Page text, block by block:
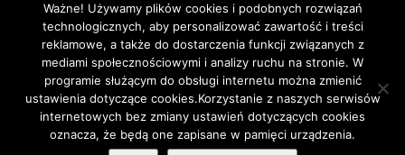
Podążaj za nami
Nota prawna Polityka prywatnosci Kariera Regulamin
Ważne! Używamy plików cookies i podobnych rozwiązań
technologicznych, aby personalizować zawartość i treści
reklamowe, a także do dostarczenia funkcji związanych z
mediami społecznościowymi i analizy ruchu na stronie. W
programie służącym do obsługi internetu można zmienić
ustawienia dotyczące cookies.Korzystanie z naszych serwisów
internetowych bez zmiany ustawień dotyczących cookies
oznacza, że będą one zapisane w pamięci urządzenia.